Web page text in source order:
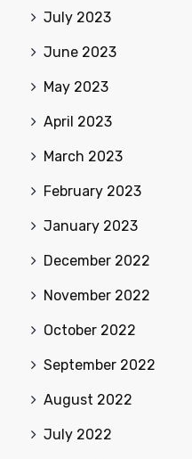
July 2023
June 2023
May 2023
April 2023
March 2023
February 2023
January 2023
December 2022
November 2022
October 2022
September 2022
August 2022
July 2022